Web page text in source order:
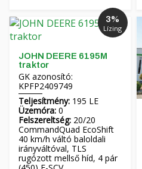
3%
Lízing
JOHN DEERE 6195M
traktor
GK azonosító:
KPFP2409749
Teljesítmény: 195 LE
Üzemóra: 0
Felszereltség: 20/20
CommandQuad EcoShift
40 km/h váltó baloldali
irányváltóval, TLS
rugózott mellső híd, 4 pár